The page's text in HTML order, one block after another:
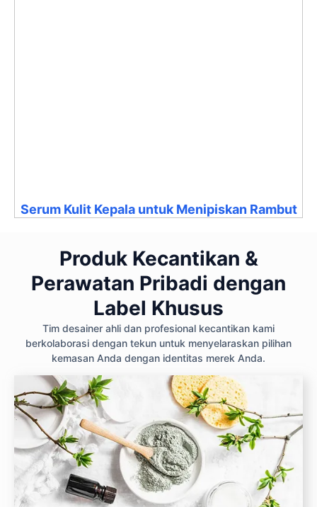
Serum Kulit Kepala untuk Menipiskan Rambut
Produk Kecantikan &
Perawatan Pribadi dengan
Label Khusus
Tim desainer ahli dan profesional kecantikan kami
berkolaborasi dengan tekun untuk menyelaraskan pilihan
kemasan Anda dengan identitas merek Anda.